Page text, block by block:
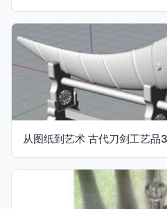
从图纸到艺术 古代刀剑工艺品